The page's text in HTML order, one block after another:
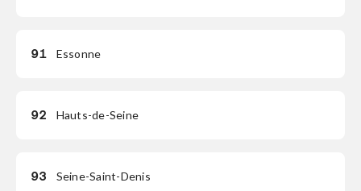
91 Essonne
92 Hauts-de-Seine
93 Seine-Saint-Denis